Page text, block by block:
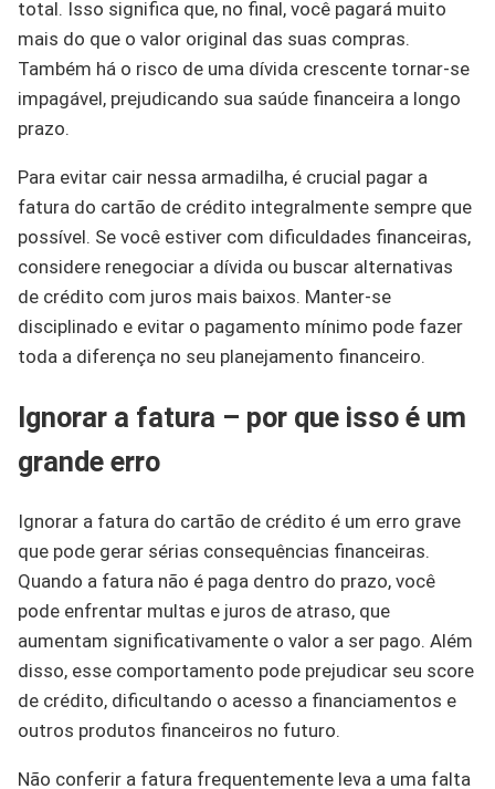
total. Isso significa que, no final, você pagará muito
mais do que o valor original das suas compras.
Também há o risco de uma dívida crescente tornar-se
impagável, prejudicando sua saúde financeira a longo
prazo.
Para evitar cair nessa armadilha, é crucial pagar a
fatura do cartão de crédito integralmente sempre que
possível. Se você estiver com dificuldades financeiras,
considere renegociar a dívida ou buscar alternativas
de crédito com juros mais baixos. Manter-se
disciplinado e evitar o pagamento mínimo pode fazer
toda a diferença no seu planejamento financeiro.
Ignorar a fatura – por que isso é um
grande erro
Ignorar a fatura do cartão de crédito é um erro grave
que pode gerar sérias consequências financeiras.
Quando a fatura não é paga dentro do prazo, você
pode enfrentar multas e juros de atraso, que
aumentam significativamente o valor a ser pago. Além
disso, esse comportamento pode prejudicar seu score
de crédito, dificultando o acesso a financiamentos e
outros produtos financeiros no futuro.
Não conferir a fatura frequentemente leva a uma falta